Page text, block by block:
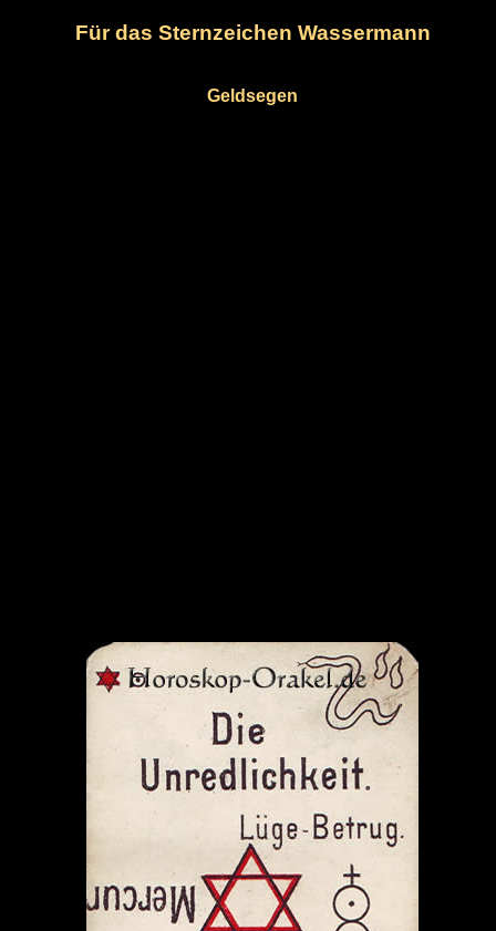
Für das Sternzeichen Wassermann
Geldsegen